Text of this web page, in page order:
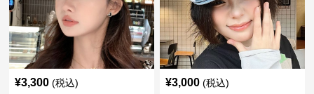
¥3,300 (税込) ¥3,000 (税込)